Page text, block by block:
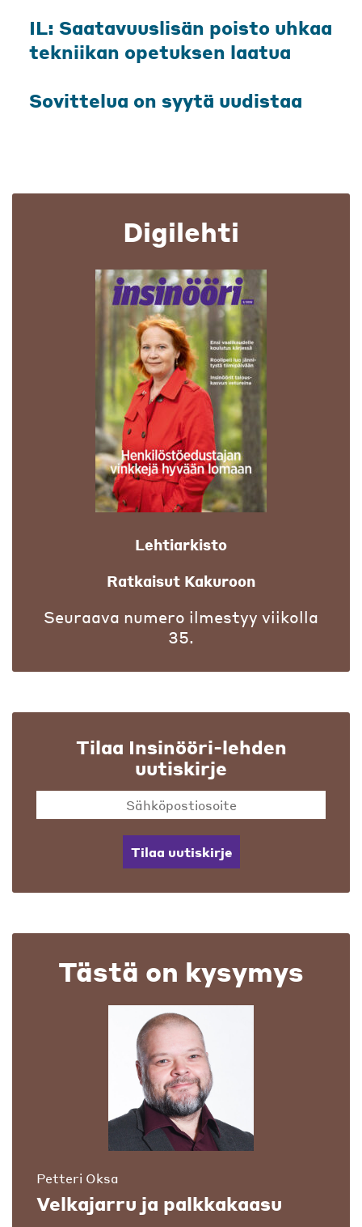
IL: Saatavuuslisän poisto uhkaa
tekniikan opetuksen laatua
Sovittelua on syytä uudistaa
Digilehti
Lehtiarkisto
Ratkaisut Kakuroon
Seuraava numero ilmestyy viikolla
35.
Tilaa Insinööri-lehden
uutiskirje
Tilaa uutiskirje
Tästä on kysymys
Petteri Oksa
Velkajarru ja palkkakaasu